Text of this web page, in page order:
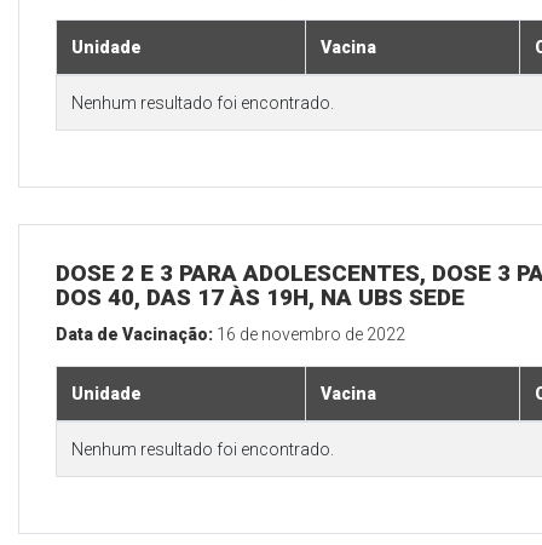
Unidade Vacina
Nenhum resultado foi encontrado.
DOSE 2 E 3 PARA ADOLESCENTES, DOSE 3
DOS 40, DAS 17 ÀS 19H, NA UBS SEDE
Data de Vacinação: 16 de novembro de 2022
Unidade Vacina
Nenhum resultado foi encontrado.